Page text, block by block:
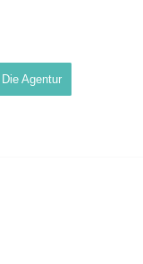
Die Agentur